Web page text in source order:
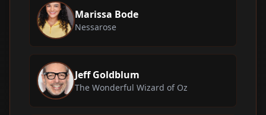
Marissa Bode
Nessarose
Jeff Goldblum
The Wonderful Wizard of Oz